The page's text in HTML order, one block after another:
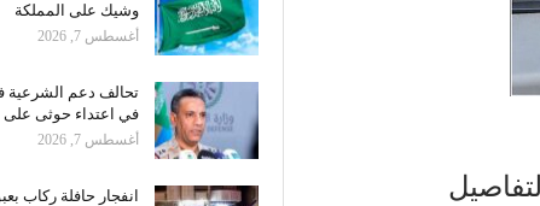
وشيك على المملكة
أغسطس 7, 2026
في اعتداء حوثى
أغسطس 7, 2026
انفجار حافلة ركاب